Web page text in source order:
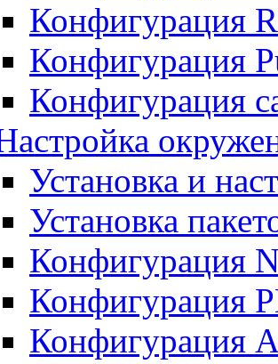
Конфигурация
Конфигурация
Конфигурация
Установка и
Установка
Конфигурация
Конфигурация
Конфигурация